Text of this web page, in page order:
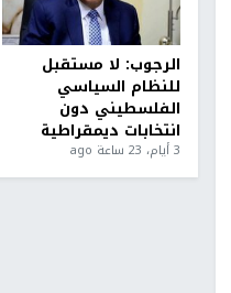
الرجوب: لا مستقبل
للنظام السياسي
الفلسطيني دون
انتخابات ديمقراطية
3 أيام، 23 ساعة ago